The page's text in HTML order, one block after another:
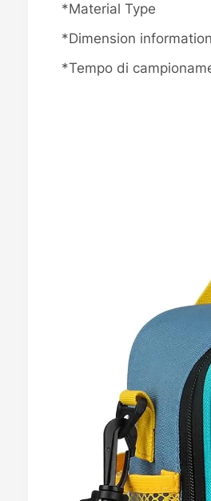
*Material Type
*Dimension information
*Tempo di